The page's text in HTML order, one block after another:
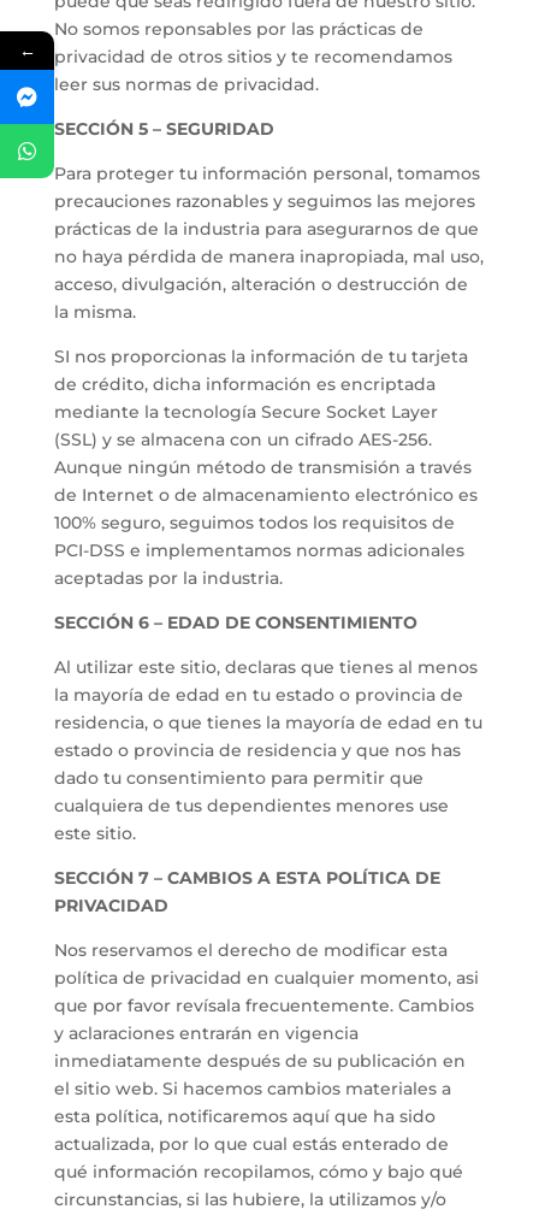
No somos reponsables por las prácticas de
privacidad de otros sitios y te recomendamos
leer sus normas de privacidad.
SECCIÓN 5 – SEGURIDAD
Para proteger tu información personal, tomamos
precauciones razonables y seguimos las mejores
prácticas de la industria para asegurarnos de que
no haya pérdida de manera inapropiada, mal uso,
acceso, divulgación, alteración o destrucción de
la misma.
SI nos proporcionas la información de tu tarjeta
de crédito, dicha información es encriptada
mediante la tecnología Secure Socket Layer
(SSL) y se almacena con un cifrado AES-256.
Aunque ningún método de transmisión a través
de Internet o de almacenamiento electrónico es
100% seguro, seguimos todos los requisitos de
PCI-DSS e implementamos normas adicionales
aceptadas por la industria.
SECCIÓN 6 – EDAD DE CONSENTIMIENTO
Al utilizar este sitio, declaras que tienes al menos
la mayoría de edad en tu estado o provincia de
residencia, o que tienes la mayoría de edad en tu
estado o provincia de residencia y que nos has
dado tu consentimiento para permitir que
cualquiera de tus dependientes menores use
este sitio.
SECCIÓN 7 – CAMBIOS A ESTA POLÍTICA DE
PRIVACIDAD
Nos reservamos el derecho de modificar esta
política de privacidad en cualquier momento, asi
que por favor revísala frecuentemente. Cambios
y aclaraciones entrarán en vigencia
inmediatamente después de su publicación en
el sitio web. Si hacemos cambios materiales a
esta política, notificaremos aquí que ha sido
actualizada, por lo que cual estás enterado de
qué información recopilamos, cómo y bajo qué
circunstancias, si las hubiere, la utilizamos y/o
←